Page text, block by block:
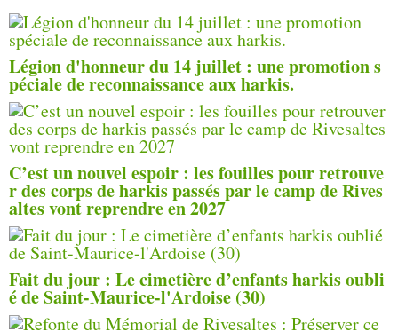
Légion d'honneur du 14 juillet : une promotion s
péciale de reconnaissance aux harkis.
C’est un nouvel espoir : les fouilles pour retrouve
r des corps de harkis passés par le camp de Rives
altes vont reprendre en 2027
Fait du jour : Le cimetière d’enfants harkis oubli
é de Saint-Maurice-l'Ardoise (30)